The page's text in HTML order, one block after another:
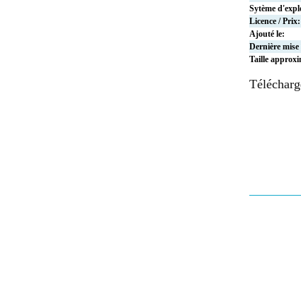
Sytème
Licence / Prix:
Ajouté le:
Dernière
Taille